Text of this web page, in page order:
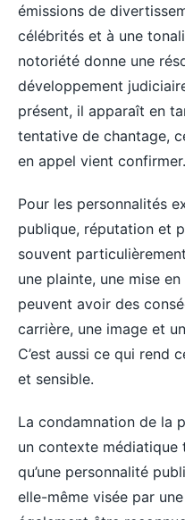
émissions de
célébrités et à une
notoriété donne une
développement
présent, il apparaît en
tentative de chantage,
en appel vient confirmer.
Pour les personnalités
publique, réputation et
souvent
une plainte, une mise
peuvent avoir des
carrière, une image et
C’est aussi ce qui rend
et sensible.
La condamnation de la
un contexte médiatique
qu’une personnalité
elle-même visée par